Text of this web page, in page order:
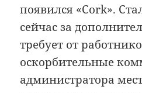
появился «Cork».
сейчас за
требует от
оскорбительные
администратора